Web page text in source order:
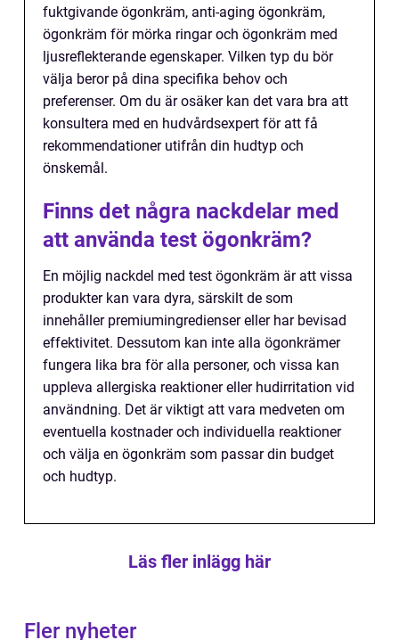
fuktgivande ögonkräm, anti-aging ögonkräm,
ögonkräm för mörka ringar och ögonkräm med
ljusreflekterande egenskaper. Vilken typ du bör
välja beror på dina specifika behov och
preferenser. Om du är osäker kan det vara bra att
konsultera med en hudvårdsexpert för att få
rekommendationer utifrån din hudtyp och
önskemål.
Finns det några nackdelar med
att använda test ögonkräm?
En möjlig nackdel med test ögonkräm är att vissa
produkter kan vara dyra, särskilt de som
innehåller premiumingredienser eller har bevisad
effektivitet. Dessutom kan inte alla ögonkrämer
fungera lika bra för alla personer, och vissa kan
uppleva allergiska reaktioner eller hudirritation vid
användning. Det är viktigt att vara medveten om
eventuella kostnader och individuella reaktioner
och välja en ögonkräm som passar din budget
och hudtyp.
Läs fler inlägg här
Fler nyheter